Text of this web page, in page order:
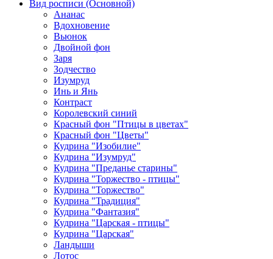
Вид росписи (Основной)
Ананас
Вдохновение
Вьюнок
Двойной фон
Заря
Зодчество
Изумруд
Инь и Янь
Контраст
Королевский синий
Красный фон "Птицы в цветах"
Красный фон "Цветы"
Кудрина "Изобилие"
Кудрина "Изумруд"
Кудрина "Преданье старины"
Кудрина "Торжество - птицы"
Кудрина "Торжество"
Кудрина "Традиция"
Кудрина "Фантазия"
Кудрина "Царская - птицы"
Кудрина "Царская"
Ландыши
Лотос